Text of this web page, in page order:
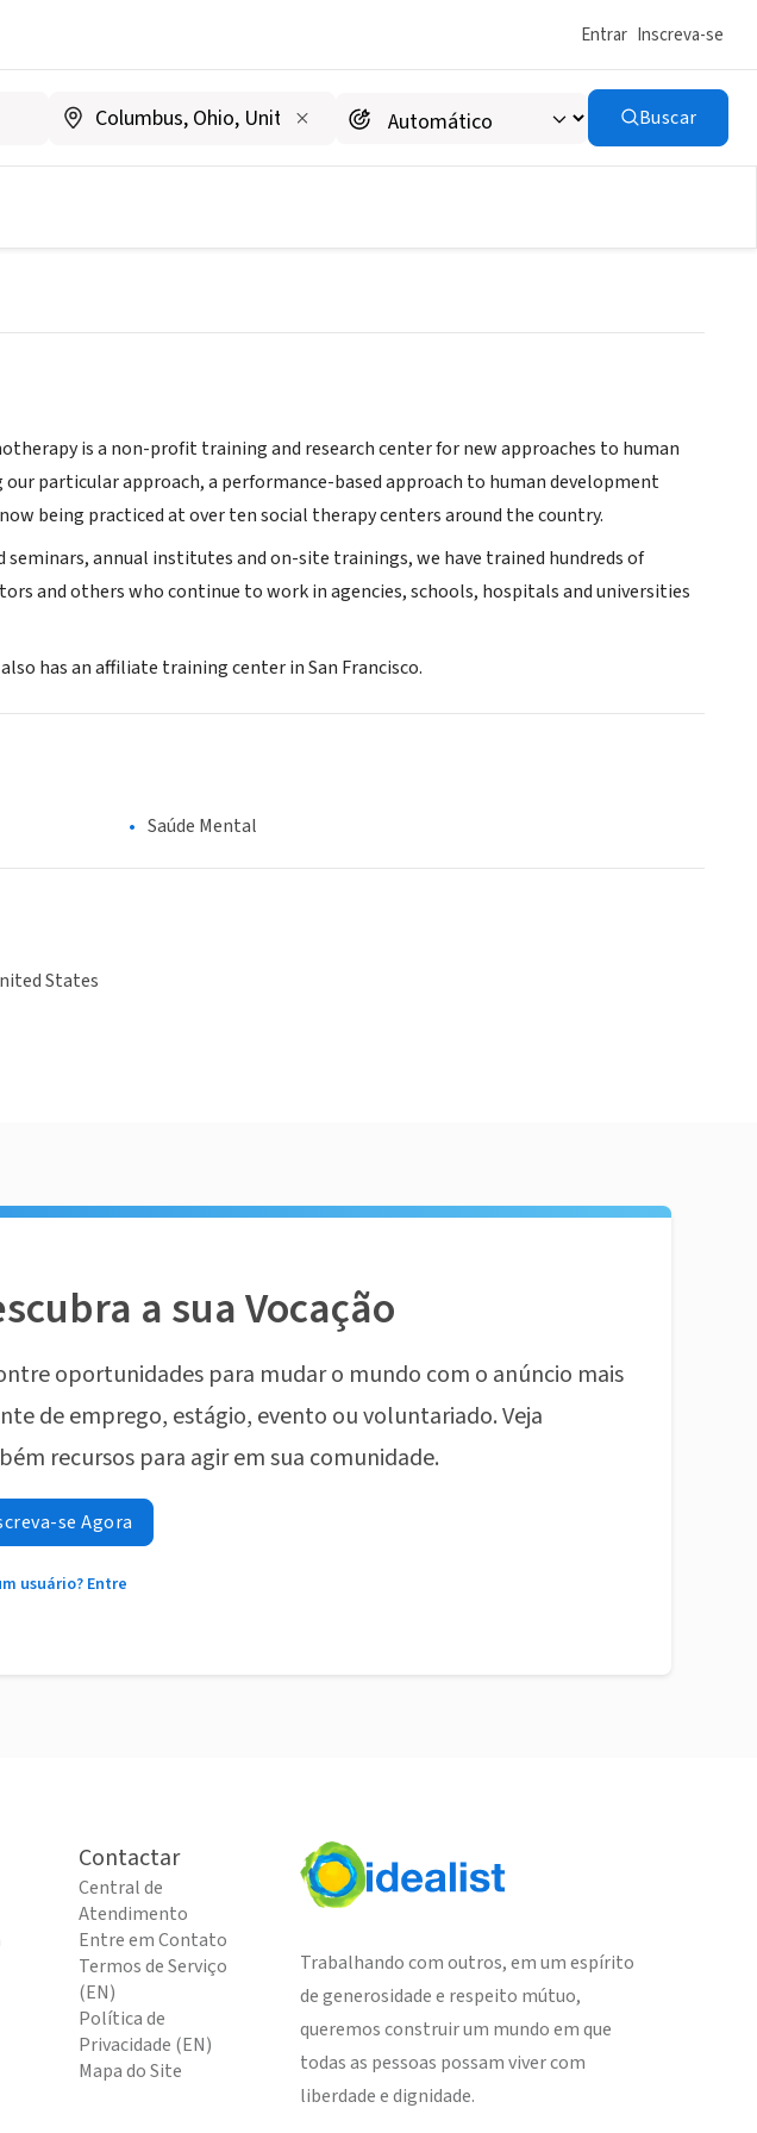
Entrar Inscreva-se
Buscar
and Short Term Psychotherapy
is a non-profit training and research center for new approaches to human
particular approach, a performance-based approach to human development
being practiced at over ten social therapy centers around the country.
annual institutes and on-site trainings, we have trained hundreds of
and others who continue to work in agencies, schools, hospitals and universities
has an affiliate training center in San Francisco.
Saúde Mental
States
a sua Vocação
oportunidades para mudar o mundo com o anúncio mais
de emprego, estágio, evento ou voluntariado. Veja
recursos para agir em sua comunidade.
se Agora
usuário? Entre
Contactar
Central de
Atendimento
Entre em Contato
Termos de Serviço
(EN)
Política de
Privacidade (EN)
Mapa do Site
Trabalhando com outros, em um espírito
de generosidade e respeito mútuo,
queremos construir um mundo em que
todas as pessoas possam viver com
liberdade e dignidade.